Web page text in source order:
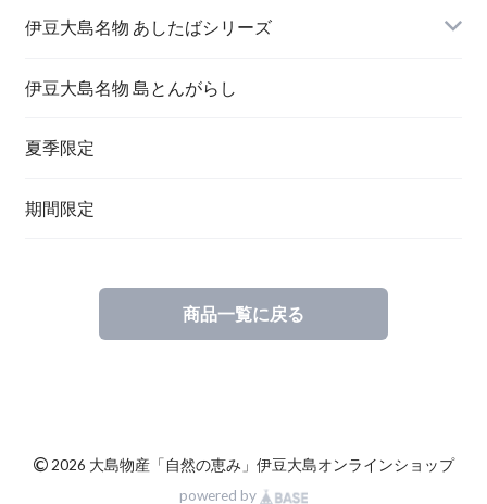
伊豆大島名物 あしたばシリーズ
伊豆大島名物 島とんがらし
夏季限定
期間限定
商品一覧に戻る
© 2026 大島物産「自然の恵み」伊豆大島オンラインショップ
powered by